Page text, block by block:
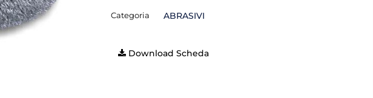
Categoria ABRASIVI
Download Scheda